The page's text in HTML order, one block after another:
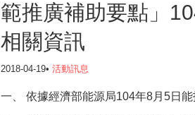
範推廣補助要點」
相關資訊
2018-04-19• 活動訊息
一、 依據經濟部能源局104年8月5日